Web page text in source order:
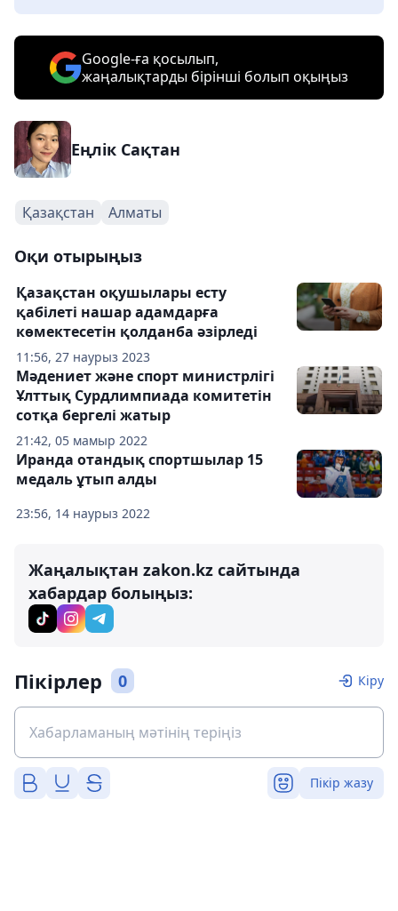
Google-ға қосылып,
жаңалықтарды бірінші болып оқыңыз
Еңлік Сақтан
Қазақстан Алматы
Оқи отырыңыз
11:56, 27 наурыз 2023
Қазақстан оқушылары есту
қабілеті нашар адамдарға
көмектесетін қолданба әзірледі
21:42, 05 мамыр 2022
Мәдениет және спорт министрлігі
Ұлттық Сурдлимпиада комитетін
сотқа бергелі жатыр
23:56, 14 наурыз 2022
Иранда отандық спортшылар 15
медаль ұтып алды
Жаңалықтан zakon.kz сайтында
хабардар болыңыз:
Пікірлер 0 Кіру
Пікір жазу